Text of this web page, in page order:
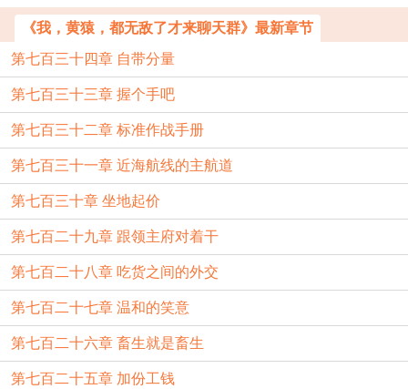
《我，黄猿，都无敌了才来聊天群》最新章节
第七百三十四章 自带分量
第七百三十三章 握个手吧
第七百三十二章 标准作战手册
第七百三十一章 近海航线的主航道
第七百三十章 坐地起价
第七百二十九章 跟领主府对着干
第七百二十八章 吃货之间的外交
第七百二十七章 温和的笑意
第七百二十六章 畜生就是畜生
第七百二十五章 加份工钱